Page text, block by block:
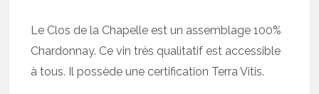
Le Clos de la Chapelle est un assemblage 100%
Chardonnay. Ce vin très qualitatif est accessible
à tous. Il possède une certification Terra Vitis.